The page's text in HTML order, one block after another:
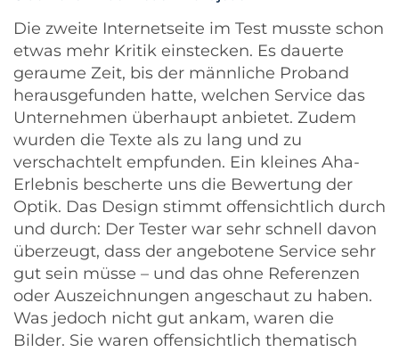
Die zweite Internetseite im Test musste schon
etwas mehr Kritik einstecken. Es dauerte
geraume Zeit, bis der männliche Proband
herausgefunden hatte, welchen Service das
Unternehmen überhaupt anbietet. Zudem
wurden die Texte als zu lang und zu
verschachtelt empfunden. Ein kleines Aha-
Erlebnis bescherte uns die Bewertung der
Optik. Das Design stimmt offensichtlich durch
und durch: Der Tester war sehr schnell davon
überzeugt, dass der angebotene Service sehr
gut sein müsse – und das ohne Referenzen
oder Auszeichnungen angeschaut zu haben.
Was jedoch nicht gut ankam, waren die
Bilder. Sie waren offensichtlich thematisch